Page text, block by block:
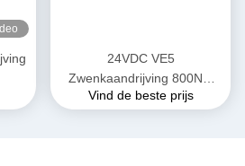
24VDC VE5
Zwenkaandrijving 800Nm
Koppel voor
Vind de beste prijs